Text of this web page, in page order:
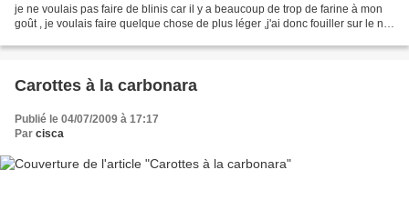
je ne voulais pas faire de blinis car il y a beaucoup de trop de farine à mon
goût , je voulais faire quelque chose de plus léger ,j'ai donc fouiller sur le net
Carottes à la carbonara
Publié le 04/07/2009 à 17:17
Par cisca